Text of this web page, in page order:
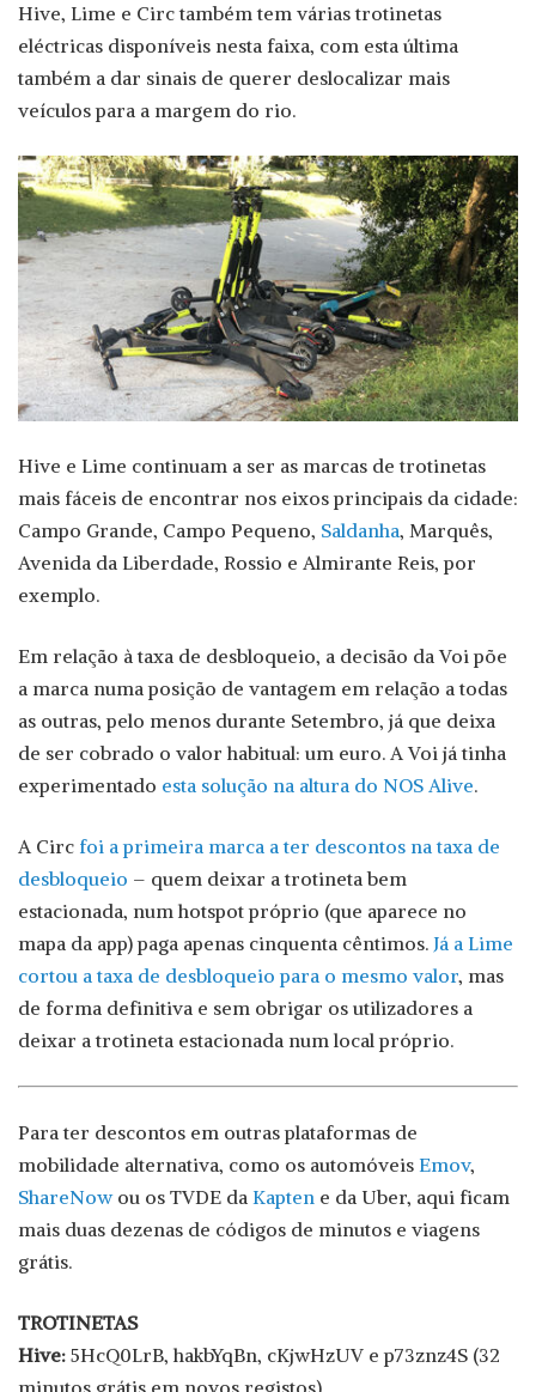
Hive, Lime e Circ também tem várias trotinetas
eléctricas disponíveis nesta faixa, com esta última
também a dar sinais de querer deslocalizar mais
veículos para a margem do rio.
Hive e Lime continuam a ser as marcas de trotinetas
mais fáceis de encontrar nos eixos principais da cidade:
Campo Grande, Campo Pequeno, Saldanha, Marquês,
Avenida da Liberdade, Rossio e Almirante Reis, por
exemplo.
Em relação à taxa de desbloqueio, a decisão da Voi põe
a marca numa posição de vantagem em relação a todas
as outras, pelo menos durante Setembro, já que deixa
de ser cobrado o valor habitual: um euro. A Voi já tinha
experimentado esta solução na altura do NOS Alive.
A Circ foi a primeira marca a ter descontos na taxa de
desbloqueio – quem deixar a trotineta bem
estacionada, num hotspot próprio (que aparece no
mapa da app) paga apenas cinquenta cêntimos. Já a Lime
cortou a taxa de desbloqueio para o mesmo valor, mas
de forma definitiva e sem obrigar os utilizadores a
deixar a trotineta estacionada num local próprio.
Para ter descontos em outras plataformas de
mobilidade alternativa, como os automóveis Emov,
ShareNowou os TVDE da Kapten e da Uber, aqui ficam
mais duas dezenas de códigos de minutos e viagens
grátis.
TROTINETAS
Hive: 5HcQ0LrB, hakbYqBn, cKjwHzUV e p73znz4S (32